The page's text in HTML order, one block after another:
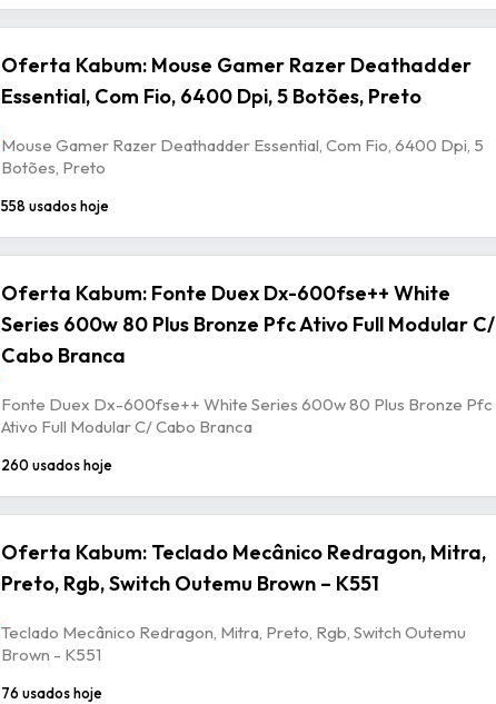
Oferta Kabum: Mouse Gamer Razer Deathadder
Essential, Com Fio, 6400 Dpi, 5 Botões, Preto
Mouse Gamer Razer Deathadder Essential, Com Fio, 6400 Dpi, 5
Botões, Preto
558 usados hoje
Oferta Kabum: Fonte Duex Dx-600fse++ White
Series 600w 80 Plus Bronze Pfc Ativo Full Modular C/
Cabo Branca
Fonte Duex Dx-600fse++ White Series 600w 80 Plus Bronze Pfc
Ativo Full Modular C/ Cabo Branca
260 usados hoje
Oferta Kabum: Teclado Mecânico Redragon, Mitra,
Preto, Rgb, Switch Outemu Brown – K551
Teclado Mecânico Redragon, Mitra, Preto, Rgb, Switch Outemu
Brown - K551
76 usados hoje